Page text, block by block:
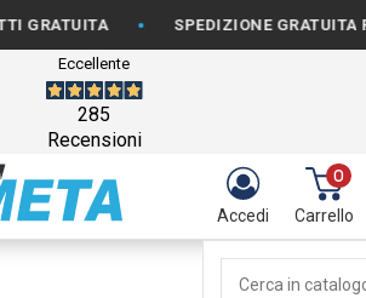
• SPEDIZIONE GRATUITA PER
Eccellente
285
Recensioni
Accedi
0
Carrello